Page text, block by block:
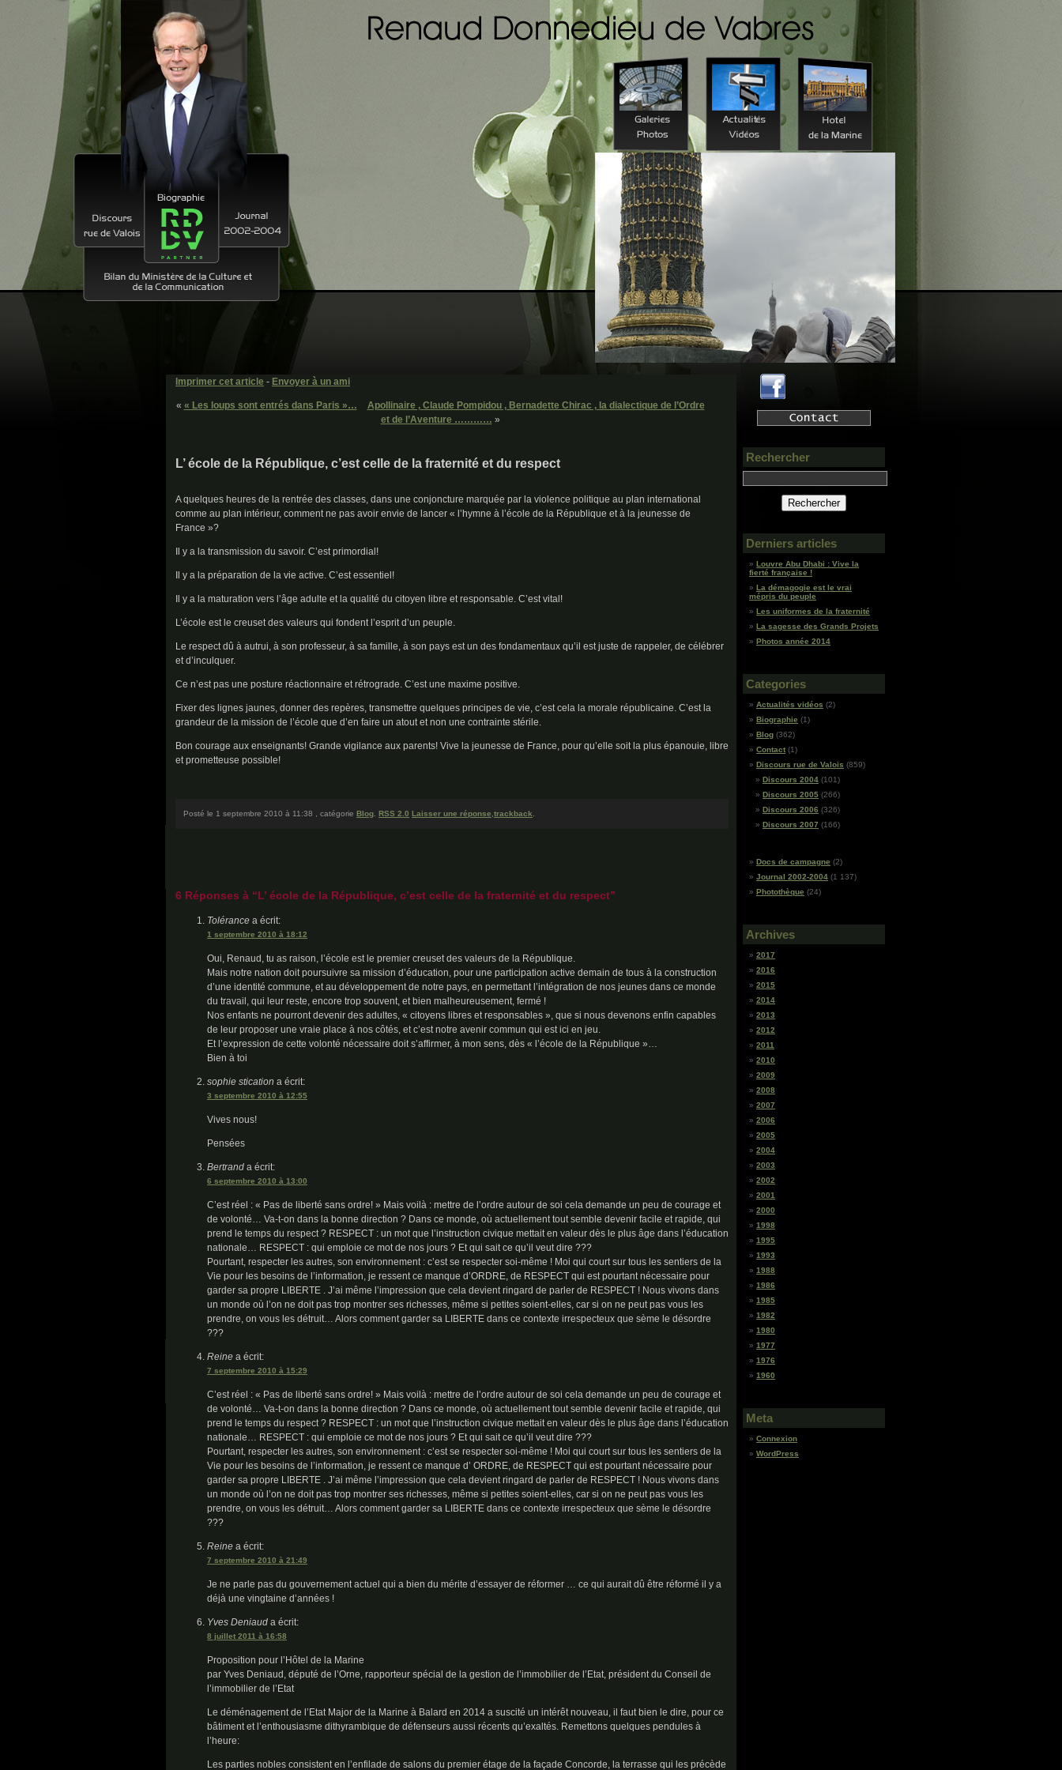
Imprimer cet article - Envoyer à un ami
« « Les loups sont entrés dans Paris »…
Apollinaire , Claude Pompidou , Bernadette Chirac , la dialectique de l’Ordre
et de l’Aventure ………… »
L’ école de la République, c’est celle de la fraternité et du respect
A quelques heures de la rentrée des classes, dans une conjoncture marquée par la violence politique au plan international
comme au plan intérieur, comment ne pas avoir envie de lancer « l’hymne à l’école de la République et à la jeunesse de
France »?
Il y a la transmission du savoir. C’est primordial!
Il y a la préparation de la vie active. C’est essentiel!
Il y a la maturation vers l’âge adulte et la qualité du citoyen libre et responsable. C’est vital!
L’école est le creuset des valeurs qui fondent l’esprit d’un peuple.
Le respect dû à autrui, à son professeur, à sa famille, à son pays est un des fondamentaux qu’il est juste de rappeler, de célébrer
et d’inculquer.
Ce n’est pas une posture réactionnaire et rétrograde. C’est une maxime positive.
Fixer des lignes jaunes, donner des repères, transmettre quelques principes de vie, c’est cela la morale républicaine. C’est la
grandeur de la mission de l’école que d’en faire un atout et non une contrainte stérile.
Bon courage aux enseignants! Grande vigilance aux parents! Vive la jeunesse de France, pour qu’elle soit la plus épanouie, libre
et prometteuse possible!
Posté le 1 septembre 2010 à 11:38 , catégorie Blog RSS 2.0 Laisser une réponse trackback
6 Réponses à “L’ école de la République, c’est celle de la fraternité et du respect”
Tolérance a écrit:
1 septembre 2010 à 18:12
Oui, Renaud, tu as raison, l’école est le premier creuset des valeurs de la République.
Mais notre nation doit poursuivre sa mission d’éducation, pour une participation active demain de tous à la construction
d’une identité commune, et au développement de notre pays, en permettant l’intégration de nos jeunes dans ce monde
du travail, qui leur reste, encore trop souvent, et bien malheureusement, fermé !
Nos enfants ne pourront devenir des adultes, « citoyens libres et responsables », que si nous devenons enfin capables
de leur proposer une vraie place à nos côtés, et c’est notre avenir commun qui est ici en jeu.
Et l’expression de cette volonté nécessaire doit s’affirmer, à mon sens, dès « l’école de la République »…
Bien à toi
sophie stication a écrit:
3 septembre 2010 à 12:55
Vives nous!
Pensées
Bertrand a écrit:
6 septembre 2010 à 13:00
C’est réel : « Pas de liberté sans ordre! » Mais voilà : mettre de l’ordre autour de soi cela demande un peu de courage et
de volonté… Va-t-on dans la bonne direction ? Dans ce monde, où actuellement tout semble devenir facile et rapide, qui
prend le temps du respect ? RESPECT : un mot que l’instruction civique mettait en valeur dès le plus âge dans l’éducation
nationale… RESPECT : qui emploie ce mot de nos jours ? Et qui sait ce qu’il veut dire ???
Pourtant, respecter les autres, son environnement : c’est se respecter soi-même ! Moi qui court sur tous les sentiers de la
Vie pour les besoins de l’information, je ressent ce manque d’ORDRE, de RESPECT qui est pourtant nécessaire pour
garder sa propre LIBERTE . J’ai même l’impression que cela devient ringard de parler de RESPECT ! Nous vivons dans
un monde où l’on ne doit pas trop montrer ses richesses, même si petites soient-elles, car si on ne peut pas vous les
prendre, on vous les détruit… Alors comment garder sa LIBERTE dans ce contexte irrespecteux que sème le désordre
???
Reine a écrit:
7 septembre 2010 à 15:29
C’est réel : « Pas de liberté sans ordre! » Mais voilà : mettre de l’ordre autour de soi cela demande un peu de courage et
de volonté… Va-t-on dans la bonne direction ? Dans ce monde, où actuellement tout semble devenir facile et rapide, qui
prend le temps du respect ? RESPECT : un mot que l’instruction civique mettait en valeur dès le plus âge dans l’éducation
nationale… RESPECT : qui emploie ce mot de nos jours ? Et qui sait ce qu’il veut dire ???
Pourtant, respecter les autres, son environnement : c’est se respecter soi-même ! Moi qui court sur tous les sentiers de la
Vie pour les besoins de l’information, je ressent ce manque d’ ORDRE, de RESPECT qui est pourtant nécessaire pour
garder sa propre LIBERTE . J’ai même l’impression que cela devient ringard de parler de RESPECT ! Nous vivons dans
un monde où l’on ne doit pas trop montrer ses richesses, même si petites soient-elles, car si on ne peut pas vous les
prendre, on vous les détruit… Alors comment garder sa LIBERTE dans ce contexte irrespecteux que sème le désordre
???
Reine a écrit:
7 septembre 2010 à 21:49
Je ne parle pas du gouvernement actuel qui a bien du mérite d’essayer de réformer … ce qui aurait dû être réformé il y a
déjà une vingtaine d’années !
Yves Deniaud a écrit:
8 juillet 2011 à 16:58
Proposition pour l’Hôtel de la Marine
par Yves Deniaud, député de l’Orne, rapporteur spécial de la gestion de l’immobilier de l’Etat, président du Conseil de
l’immobilier de l’Etat
Le déménagement de l’Etat Major de la Marine à Balard en 2014 a suscité un intérêt nouveau, il faut bien le dire, pour ce
bâtiment et l’enthousiasme dithyrambique de défenseurs aussi récents qu’exaltés. Remettons quelques pendules à
l’heure:
Les parties nobles consistent en l’enfilade de salons du premier étage de la façade Concorde, la terrasse qui les précède
Rechercher
Derniers articles
Louvre Abu Dhabi : Vive la
fierté française !
La démagogie est le vrai
mépris du peuple
Les uniformes de la fraternité
La sagesse des Grands Projets
Photos année 2014
Categories
Actualités vidéos (2)
Biographie (1)
Blog (362)
Contact (1)
Discours rue de Valois (859)
Discours 2004 (101)
Discours 2005 (266)
Discours 2006 (326)
Discours 2007 (166)
Docs de campagne (2)
Journal 2002-2004 (1 137)
Photothèque (24)
Archives
2017
2016
2015
2014
2013
2012
2011
2010
2009
2008
2007
2006
2005
2004
2003
2002
2001
2000
1998
1995
1993
1988
1986
1985
1982
1980
1977
1976
1960
Meta
Connexion
WordPress